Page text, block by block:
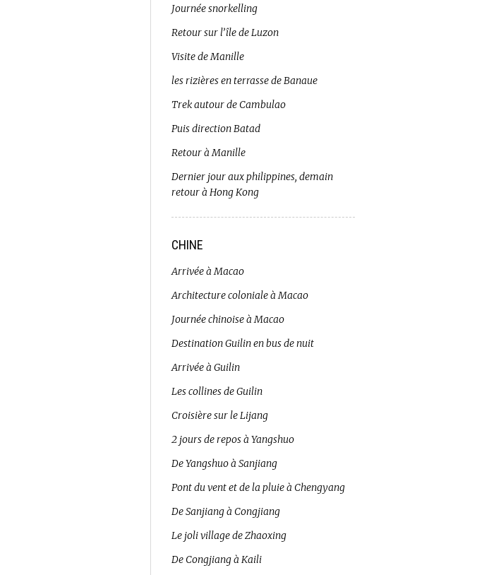
Journée snorkelling
Retour sur l’île de Luzon
Visite de Manille
les rizières en terrasse de Banaue
Trek autour de Cambulao
Puis direction Batad
Retour à Manille
Dernier jour aux philippines, demain
retour à Hong Kong
CHINE
Arrivée à Macao
Architecture coloniale à Macao
Journée chinoise à Macao
Destination Guilin en bus de nuit
Arrivée à Guilin
Les collines de Guilin
Croisière sur le Lijang
2 jours de repos à Yangshuo
De Yangshuo à Sanjiang
Pont du vent et de la pluie à Chengyang
De Sanjiang à Congjiang
Le joli village de Zhaoxing
De Congjiang à Kaili